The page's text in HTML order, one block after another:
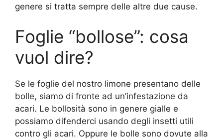
genere si tratta sempre delle altre due cause.
Foglie “bollose”: cosa
vuol dire?
Se le foglie del nostro limone presentano delle
bolle, siamo di fronte ad un’infestazione da
acari. Le bollosità sono in genere gialle e
possiamo difenderci usando degli insetti utili
contro gli acari. Oppure le bolle sono dovute alla